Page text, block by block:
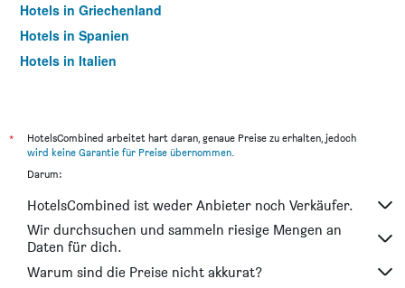
Hotels in Griechenland
Hotels in Spanien
Hotels in Italien
*
HotelsCombined arbeitet hart daran, genaue Preise zu erhalten, jedoch
wird keine Garantie für Preise übernommen.
Darum:
HotelsCombined ist weder Anbieter noch Verkäufer.
Wir durchsuchen und sammeln riesige Mengen an
Daten für dich.
Warum sind die Preise nicht akkurat?